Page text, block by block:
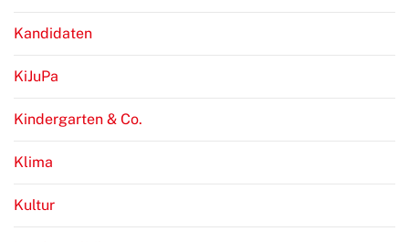
Kandidaten
KiJuPa
Kindergarten & Co.
Klima
Kultur